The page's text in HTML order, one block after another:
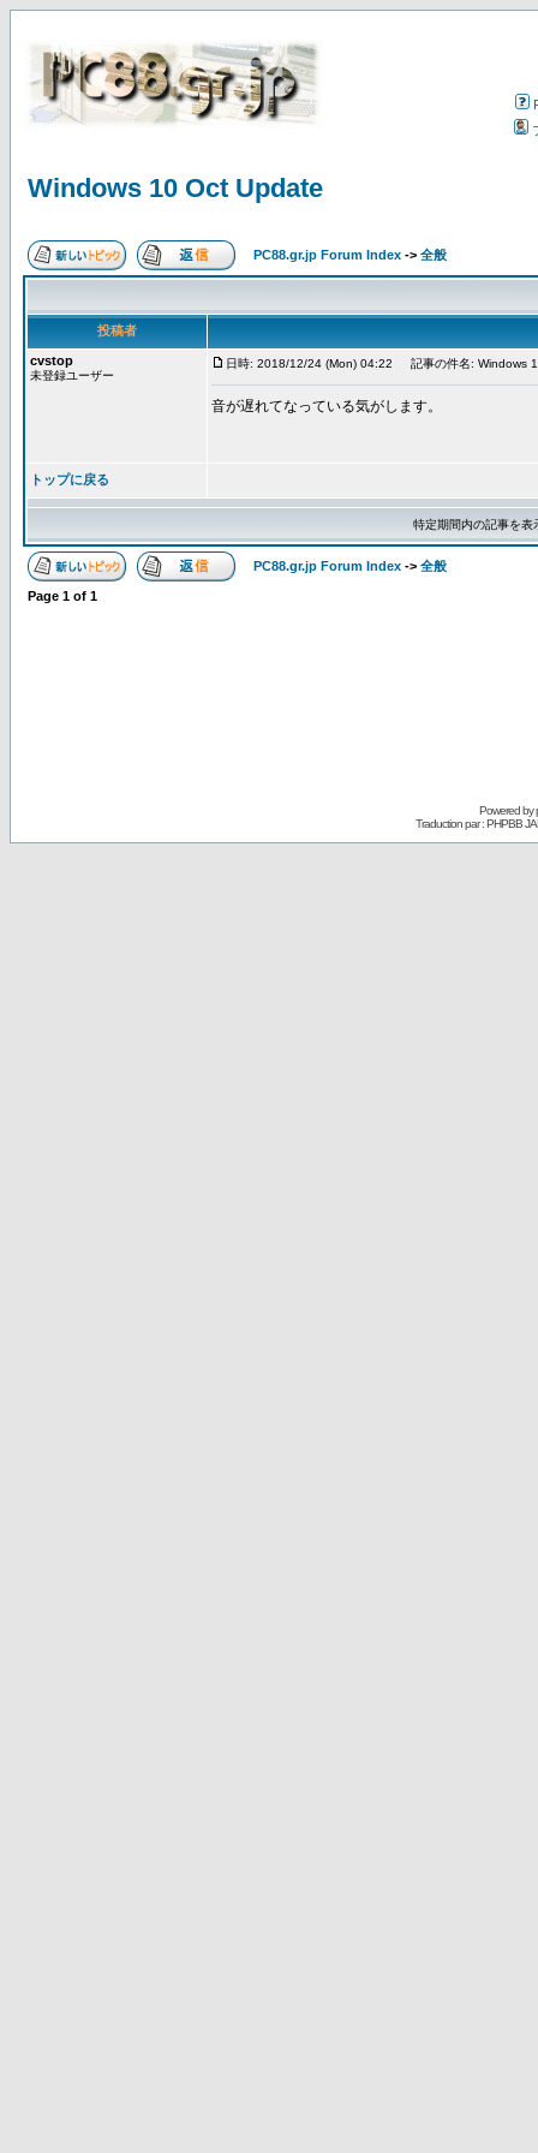
Windows 10 Oct Update
PC88.gr.jp Forum Index -> 全般
投稿者
cvstop
未登録ユーザー
日時: 2018/12/24 (Mon) 04:22 記事の件名: Windows
音が遅れてなっている気がします。
トップに戻る
特定期間内の記事を
PC88.gr.jp Forum Index -> 全般
Page 1 of 1
Powered by
Traduction par : PHPBB